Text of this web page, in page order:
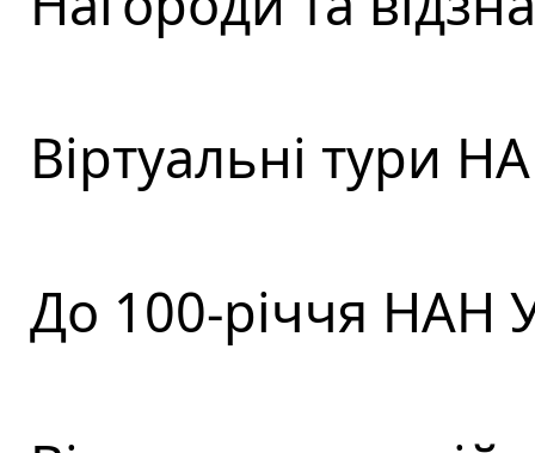
Віртуальні тури
До 100-річчя НАН